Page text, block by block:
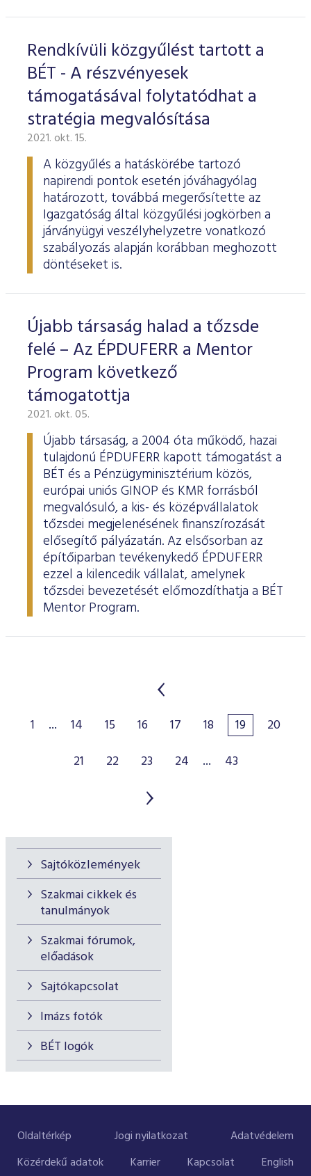
Sajtóközlemények
Szakmai cikkek és
tanulmányok
Szakmai fórumok,
előadások
Sajtókapcsolat
Imázs fotók
BÉT logók
Rendkívüli közgyűlést tartott a
BÉT - A részvényesek
támogatásával folytatódhat a
stratégia megvalósítása
2021. okt. 15.
A közgyűlés a hatáskörébe tartozó
napirendi pontok esetén jóváhagyólag
határozott, továbbá megerősítette az
Igazgatóság által közgyűlési jogkörben a
járványügyi veszélyhelyzetre vonatkozó
szabályozás alapján korábban meghozott
döntéseket is.
Újabb társaság halad a tőzsde
felé – Az ÉPDUFERR a Mentor
Program következő
támogatottja
2021. okt. 05.
Újabb társaság, a 2004 óta működő, hazai
tulajdonú ÉPDUFERR kapott támogatást a
BÉT és a Pénzügyminisztérium közös,
európai uniós GINOP és KMR forrásból
megvalósuló, a kis- és középvállalatok
tőzsdei megjelenésének finanszírozását
elősegítő pályázatán. Az elsősorban az
építőiparban tevékenykedő ÉPDUFERR
ezzel a kilencedik vállalat, amelynek
tőzsdei bevezetését előmozdíthatja a BÉT
Mentor Program.
1 ... 14 15 16 17 18 19
20
21
22 23 24 ... 43
Oldaltérkép Jogi nyilatkozat
Adatvédelem
Közérdekű adatok
Karrier Kapcsolat English